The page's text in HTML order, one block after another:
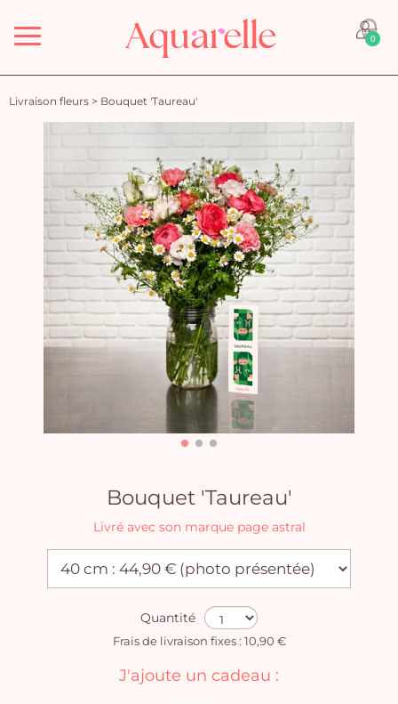
Menu 0
Livraison fleurs > Bouquet 'Taureau'
Bouquet 'Taureau'
Livré avec son marque page astral
Quantité
Frais de livraison fixes : 10,90 €
J'ajoute un cadeau :